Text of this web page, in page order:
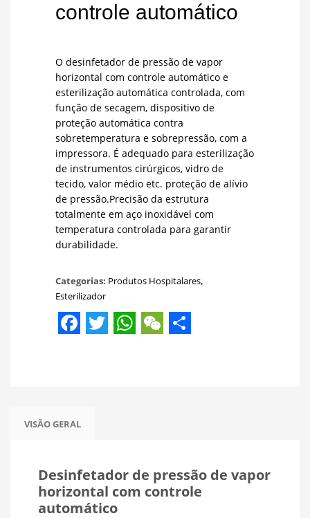
controle automático
O desinfetador de pressão de vapor
horizontal com controle automático e
esterilização automática controlada, com
função de secagem, dispositivo de
proteção automática contra
sobretemperatura e sobrepressão, com a
impressora. É adequado para esterilização
de instrumentos cirúrgicos, vidro de
tecido, valor médio etc. proteção de alívio
de pressão.Precisão da estrutura
totalmente em aço inoxidável com
temperatura controlada para garantir
durabilidade.
Categorias: Produtos Hospitalares,
Esterilizador
Facebook
Twitter
WhatsApp
WeChat
Share
VISÃO GERAL
Desinfetador de pressão de vapor
horizontal com controle
automático